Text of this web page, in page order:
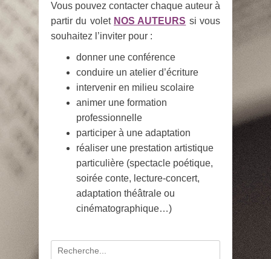
Vous pouvez contacter chaque auteur à
partir du volet NOS AUTEURS si vous
souhaitez l’inviter pour :
donner une conférence
conduire un atelier d’écriture
intervenir en milieu scolaire
animer une formation
professionnelle
participer à une adaptation
réaliser une prestation artistique
particulière (spectacle poétique,
soirée conte, lecture-concert,
adaptation théâtrale ou
cinématographique…)
Recherche